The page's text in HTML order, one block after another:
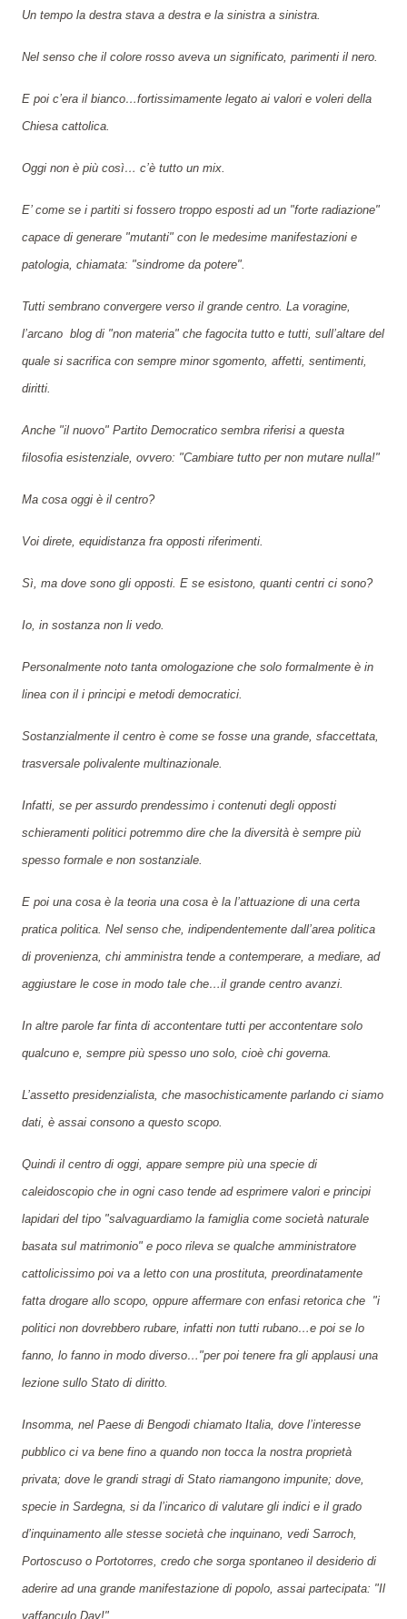
Un tempo la destra stava a destra e la sinistra a sinistra.
Nel senso che il colore rosso aveva un significato, parimenti il nero.
E poi c’era il bianco…fortissimamente legato ai valori e voleri della
Chiesa cattolica.
Oggi non è più così… c’è tutto un mix.
E’ come se i partiti si fossero troppo esposti ad un "forte radiazione"
capace di generare "mutanti" con le medesime manifestazioni e
patologia, chiamata: "sindrome da potere".
Tutti sembrano convergere verso il grande centro. La voragine,
l’arcano blog di "non materia" che fagocita tutto e tutti, sull’altare del
quale si sacrifica con sempre minor sgomento, affetti, sentimenti,
diritti.
Anche "il nuovo" Partito Democratico sembra riferisi a questa
filosofia esistenziale, ovvero: "Cambiare tutto per non mutare nulla!"
Ma cosa oggi è il centro?
Voi direte, equidistanza fra opposti riferimenti.
Sì, ma dove sono gli opposti. E se esistono, quanti centri ci sono?
Io, in sostanza non li vedo.
Personalmente noto tanta omologazione che solo formalmente è in
linea con il i principi e metodi democratici.
Sostanzialmente il centro è come se fosse una grande, sfaccettata,
trasversale polivalente multinazionale.
Infatti, se per assurdo prendessimo i contenuti degli opposti
schieramenti politici potremmo dire che la diversità è sempre più
spesso formale e non sostanziale.
E poi una cosa è la teoria una cosa è la l’attuazione di una certa
pratica politica. Nel senso che, indipendentemente dall’area politica
di provenienza, chi amministra tende a contemperare, a mediare, ad
aggiustare le cose in modo tale che…il grande centro avanzi.
In altre parole far finta di accontentare tutti per accontentare solo
qualcuno e, sempre più spesso uno solo, cioè chi governa.
L’assetto presidenzialista, che masochisticamente parlando ci siamo
dati, è assai consono a questo scopo.
Quindi il centro di oggi, appare sempre più una specie di
caleidoscopio che in ogni caso tende ad esprimere valori e principi
lapidari del tipo "salvaguardiamo la famiglia come società naturale
basata sul matrimonio" e poco rileva se qualche amministratore
cattolicissimo poi va a letto con una prostituta, preordinatamente
fatta drogare allo scopo, oppure affermare con enfasi retorica che "i
politici non dovrebbero rubare, infatti non tutti rubano…e poi se lo
fanno, lo fanno in modo diverso…"per poi tenere fra gli applausi una
lezione sullo Stato di diritto.
Insomma, nel Paese di Bengodi chiamato Italia, dove l’interesse
pubblico ci va bene fino a quando non tocca la nostra proprietà
privata; dove le grandi stragi di Stato riamangono impunite; dove,
specie in Sardegna, si da l’incarico di valutare gli indici e il grado
d’inquinamento alle stesse società che inquinano, vedi Sarroch,
Portoscuso o Portotorres, credo che sorga spontaneo il desiderio di
aderire ad una grande manifestazione di popolo, assai partecipata: "Il
vaffanculo Day!".